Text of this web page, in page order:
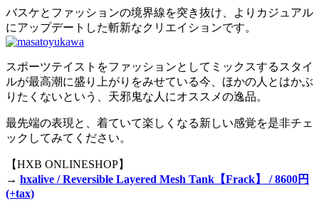
バスケとファッションの境界線を突き抜け、よりカジュアル
にアップデートした斬新なクリエイションです。
スポーツテイストをファッションとしてミックスするスタイ
ルが最高潮に盛り上がりをみせている今、ほかの人とはかぶ
りたくないという、天邪鬼な人にオススメの逸品。
最先端の表現と、着ていて楽しくなる新しい感覚を是非チェ
ックしてみてください。
【HXB ONLINESHOP】
→ hxalive / Reversible Layered Mesh Tank【Frack】 / 8600円
(+tax)